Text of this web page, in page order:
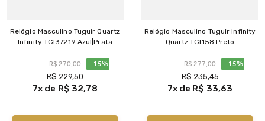
Relógio Masculino Tuguir Quartz
Infinity TGI37219 Azul|Prata
R$270,00 15%
R$ 229,50
7 R$ 32,78
Relógio Masculino Tuguir Infinity
Quartz TGI158 Preto
R$277,00 15%
R$ 235,45
7 R$ 33,63